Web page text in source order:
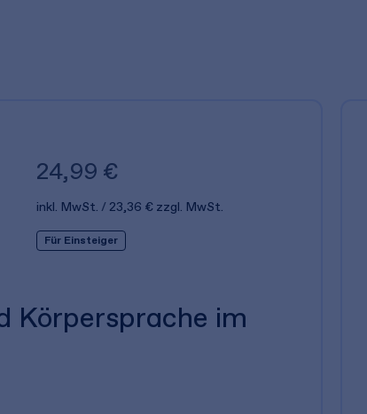
24,99 €
inkl. MwSt. 23,36 € zzgl. MwSt.
Für Einsteiger
Körpersprache im